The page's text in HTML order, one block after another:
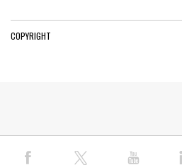
COPYRIGHT
© COPYRIGHT PAP 2026